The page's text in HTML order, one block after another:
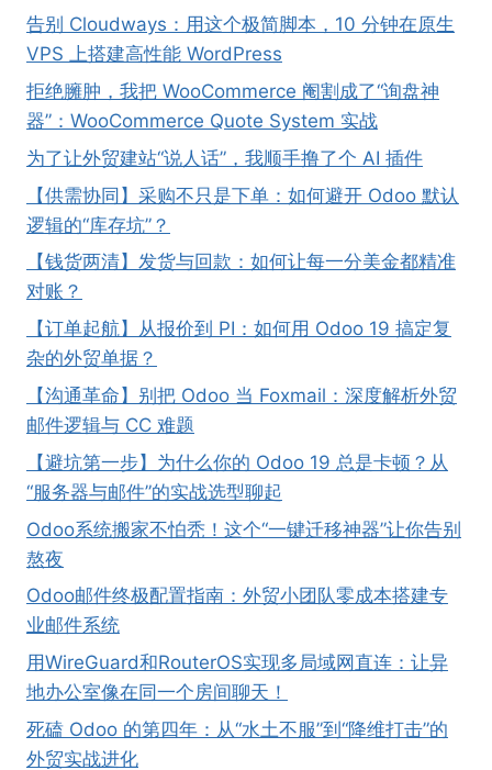
告别 Cloudways：用这个极简脚本，10 分钟在原生
VPS 上搭建高性能 WordPress
拒绝臃肿，我把 WooCommerce 阉割成了“询盘神
器”：WooCommerce Quote System 实战
为了让外贸建站“说人话”，我顺手撸了个 AI 插件
【供需协同】采购不只是下单：如何避开 Odoo 默认
逻辑的“库存坑”？
【钱货两清】发货与回款：如何让每一分美金都精准
对账？
【订单起航】从报价到 PI：如何用 Odoo 19 搞定复
杂的外贸单据？
【沟通革命】别把 Odoo 当 Foxmail：深度解析外贸
邮件逻辑与 CC 难题
【避坑第一步】为什么你的 Odoo 19 总是卡顿？从
“服务器与邮件”的实战选型聊起
Odoo系统搬家不怕秃！这个“一键迁移神器”让你告别
熬夜
Odoo邮件终极配置指南：外贸小团队零成本搭建专
业邮件系统
用WireGuard和RouterOS实现多局域网直连：让异
地办公室像在同一个房间聊天！
死磕 Odoo 的第四年：从“水土不服”到“降维打击”的
外贸实战进化